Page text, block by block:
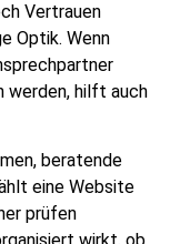
Vertrauen
Optik. Wenn
werden, hilft auch
beratende
eine Website
prüfen